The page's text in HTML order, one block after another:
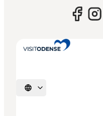
Sprache auswählen